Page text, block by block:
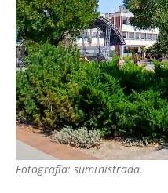
Fotografía: suministrada.